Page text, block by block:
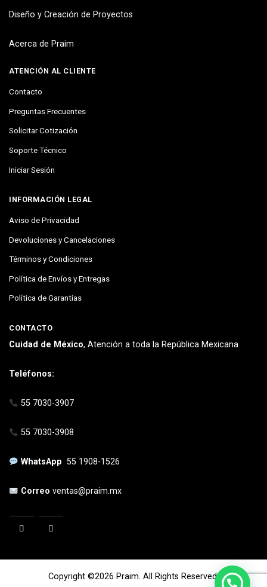
Diseño y Creación de Proyectos
Acerca de Praim
ATENCIÓN AL CLIENTE
Contacto
Preguntas Frecuentes
Solicitar Cotización
Soporte Técnico
Iniciar Sesión
INFORMACIÓN LEGAL
Aviso de Privacidad
Devoluciones y Cancelaciones
Términos y Condiciones
Política de Envíos y Entregas
Política de Garantías
CONTACTO
Cuidad de México, Atención a toda la República Mexicana
Teléfonos:
55 7030-3907
55 7030-3908
WhatsApp55 1908-1526
Correoventas@praim.mx
Copyright ©2026 Praim. All Rights Reserved.